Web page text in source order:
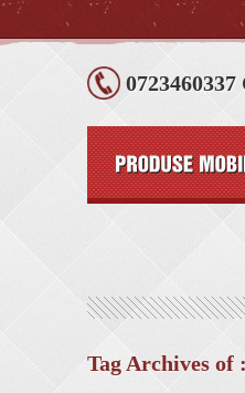
Tag Archives of